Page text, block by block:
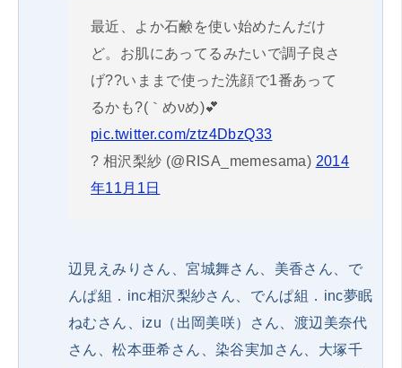
最近、よか石鹸を使い始めたんだけ
ど。お肌にあってるみたいで調子良さ
げ??いままで使った洗顔で1番あって
るかも?(｀めνめ)💕
pic.twitter.com/ztz4DbzQ33
? 相沢梨紗 (@RISA_memesama) 2014
年11月1日
辺見えみりさん、宮城舞さん、美香さん、で
んぱ組．inc相沢梨紗さん、でんぱ組．inc夢眠
ねむさん、izu（出岡美咲）さん、渡辺美奈代
さん、松本亜希さん、染谷実加さん、大塚千